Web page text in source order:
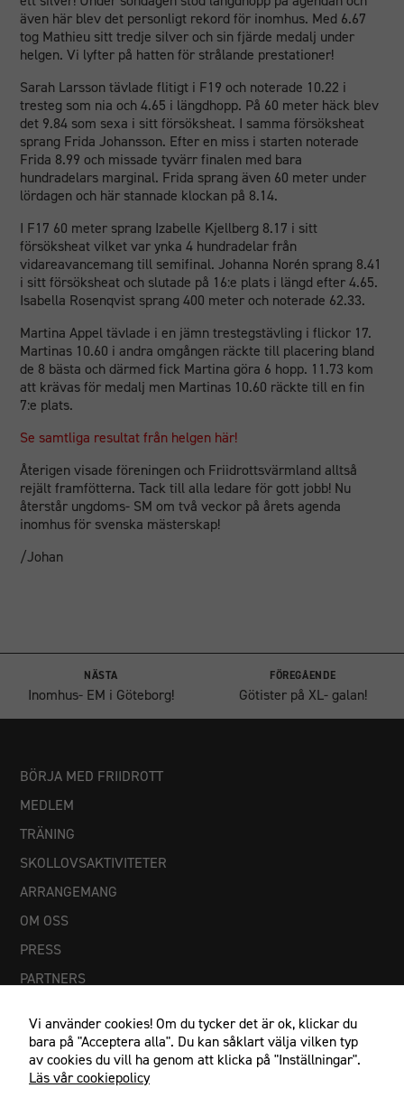
även här blev det personligt rekord för inomhus. Med 6.67
tog Mathieu sitt tredje silver och sin fjärde medalj under
helgen. Vi lyfter på hatten för strålande prestationer!
Sarah Larsson tävlade flitigt i F19 och noterade 10.22 i
tresteg som nia och 4.65 i längdhopp. På 60 meter häck blev
det 9.84 som sexa i sitt försöksheat. I samma försöksheat
sprang Frida Johansson. Efter en miss i starten noterade
Frida 8.99 och missade tyvärr finalen med bara
hundradelars marginal. Frida sprang även 60 meter under
lördagen och här stannade klockan på 8.14.
I F17 60 meter sprang Izabelle Kjellberg 8.17 i sitt
försöksheat vilket var ynka 4 hundradelar från
vidareavancemang till semifinal. Johanna Norén sprang 8.41
i sitt försöksheat och slutade på 16:e plats i längd efter 4.65.
Isabella Rosenqvist sprang 400 meter och noterade 62.33.
Martina Appel tävlade i en jämn trestegstävling i flickor 17.
Martinas 10.60 i andra omgången räckte till placering bland
de 8 bästa och därmed fick Martina göra 6 hopp. 11.73 kom
att krävas för medalj men Martinas 10.60 räckte till en fin
7:e plats.
Se samtliga resultat från helgen här!
Återigen visade föreningen och Friidrottsvärmland alltså
rejält framfötterna. Tack till alla ledare för gott jobb! Nu
återstår ungdoms- SM om två veckor på årets agenda
inomhus för svenska mästerskap!
/Johan
NÄSTA
Inomhus- EM i Göteborg!
FÖREGÅENDE
Götister på XL- galan!
BÖRJA MED FRIIDROTT
MEDLEM
TRÄNING
SKOLLOVSAKTIVITETER
ARRANGEMANG
OM OSS
PRESS
PARTNERS
Vi använder cookies! Om du tycker det är ok, klickar du
bara på "Acceptera alla". Du kan såklart välja vilken typ
av cookies du vill ha genom att klicka på "Inställningar".
Läs vår cookiepolicy
Nödvändiga
Dessa
cookies går
taget ska
fungera.
För att vår
hemsida ska
prestera så